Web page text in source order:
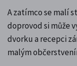
A zatímco se malí
doprovod si může
dvorku a recepci
malým